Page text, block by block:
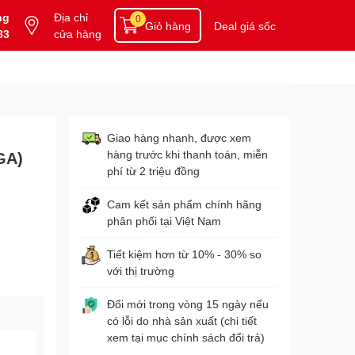
Địa chỉ
cửa hàng
Giỏ hàng
0 Deal giá sốc
Giao hàng nhanh, được xem
hàng trước khi thanh toán, miễn
phí từ 2 triệu đồng
Cam kết sản phẩm chính hãng
phân phối tại Việt Nam
Tiết kiệm hơn từ 10% - 30% so
với thị trường
Đổi mới trong vòng 15 ngày nếu
có lỗi do nhà sản xuất (chi tiết
xem tại mục chính sách đổi trả)